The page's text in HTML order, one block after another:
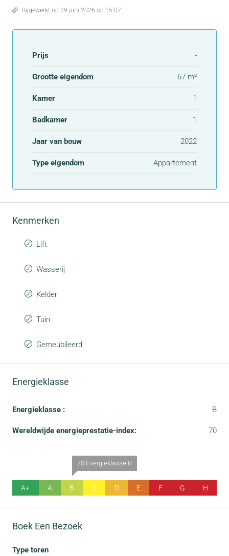
Bijgewerkt op 29 juni 2026 op 15:07
Prijs -
Grootte eigendom 67 m²
Kamer 1
Badkamer 1
Jaar van bouw 2022
Type eigendom Appartement
Kenmerken
Lift
Wasserij
Kelder
Tuin
Gemeubileerd
Energieklasse
Energieklasse : B
Wereldwijde energieprestatie-index: 70
A+ A
70 Energieklasse B
B C D E F G H
Boek Een Bezoek
Type toren